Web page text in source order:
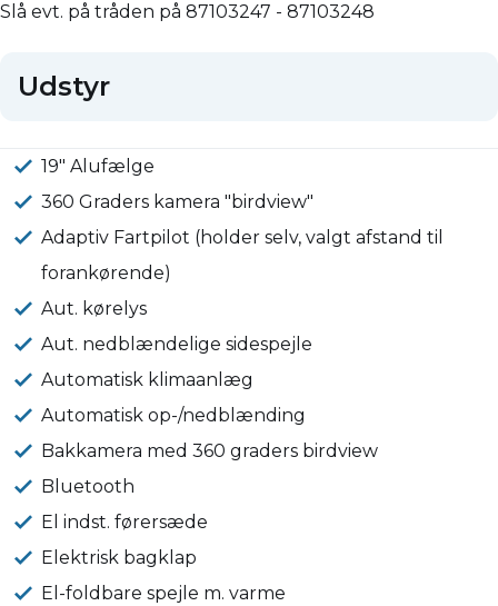
Slå evt. på tråden på 87103247 - 87103248
Udstyr
19" Alufælge
360 Graders kamera "birdview"
Adaptiv Fartpilot (holder selv, valgt afstand til
forankørende)
Aut. kørelys
Aut. nedblændelige sidespejle
Automatisk klimaanlæg
Automatisk op-/nedblænding
Bakkamera med 360 graders birdview
Bluetooth
El indst. førersæde
Elektrisk bagklap
El-foldbare spejle m. varme